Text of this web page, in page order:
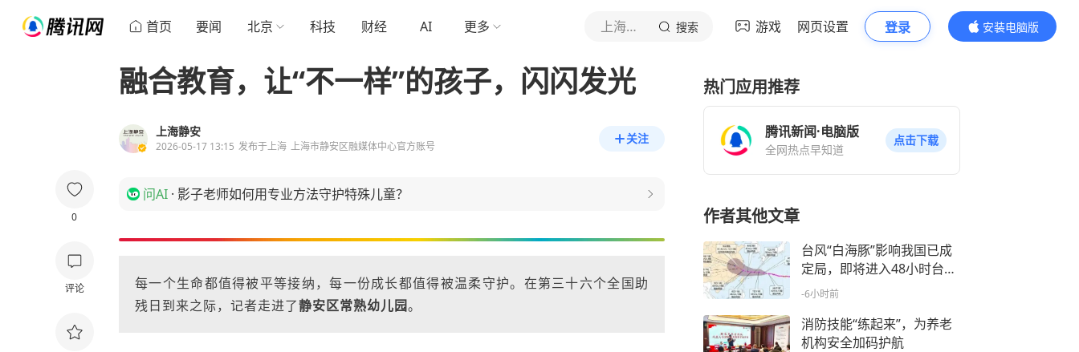
首页 要闻 北京 科技 财经 AI 更多 上海静安 搜索 游戏 网页设置 登录
安装电脑版
内容更精彩
0
评论
融合教育，让“不一样”的孩子，闪闪发光
上海静安
2026-05-17 13:15 发布于上海 上海市静安区融媒体中心官方账号
关注
问AI · 影子老师如何用专业方法守护特殊儿童？
每一个生命都值得被平等接纳，每一份成长都值得被温柔守护。在第三十六个全国助
残日到来之际，记者走进了静安区常熟幼儿园。
热门应用推荐
腾讯新闻·电脑版
全网热点早知道
点击下载
作者其他文章
台风“白海豚”影响我国已成
定局，即将进入48小时台风
警戒线
-6小时前
消防技能“练起来”，为养老
机构安全加码护航